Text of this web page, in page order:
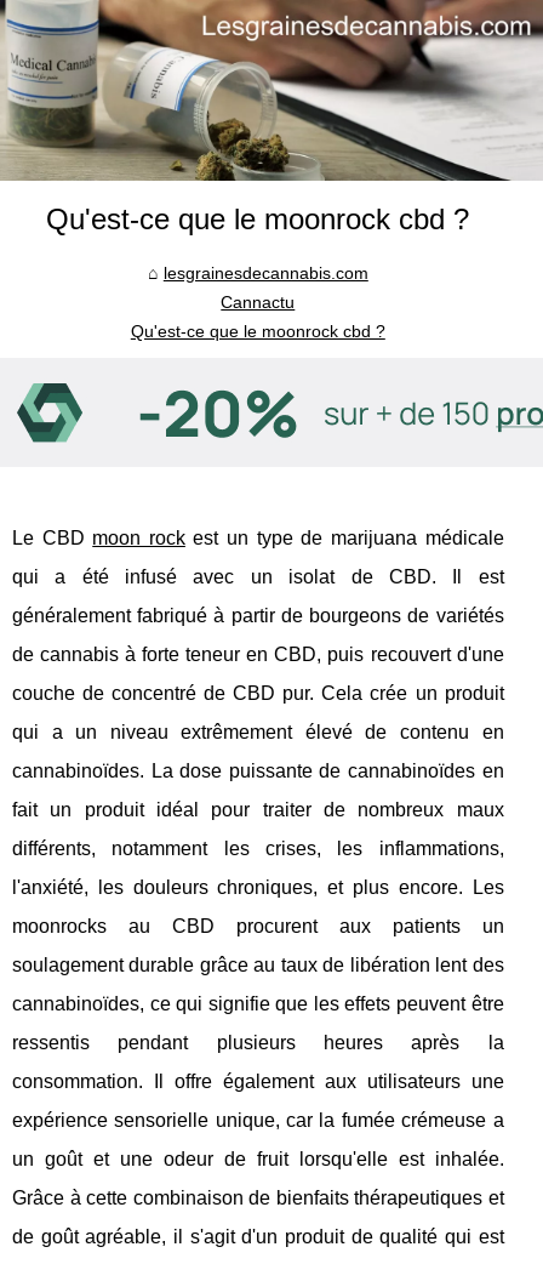
Qu'est-ce que le moonrock cbd ?
lesgrainesdecannabis.com
Cannactu
Qu'est-ce que le moonrock cbd ?
Le CBD moon rockest un type de marijuana médicale
qui a été infusé avec un isolat de CBD. Il est
généralement fabriqué à partir de bourgeons de variétés
de cannabis à forte teneur en CBD, puis recouvert d'une
couche de concentré de CBD pur. Cela crée un produit
qui a un niveau extrêmement élevé de contenu en
cannabinoïdes. La dose puissante de cannabinoïdes en
fait un produit idéal pour traiter de nombreux maux
différents, notamment les crises, les inflammations,
l'anxiété, les douleurs chroniques, et plus encore. Les
moonrocks au CBD procurent aux patients un
soulagement durable grâce au taux de libération lent des
cannabinoïdes, ce qui signifie que les effets peuvent être
ressentis pendant plusieurs heures après la
consommation. Il offre également aux utilisateurs une
expérience sensorielle unique, car la fumée crémeuse a
un goût et une odeur de fruit lorsqu'elle est inhalée.
Grâce à cette combinaison de bienfaits thérapeutiques et
de goût agréable, il s'agit d'un produit de qualité qui est